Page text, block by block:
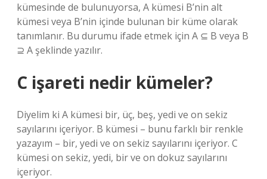
kümesinde de bulunuyorsa, A kümesi B’nin alt
kümesi veya B’nin içinde bulunan bir küme olarak
tanımlanır. Bu durumu ifade etmek için A ⊆ B veya B
⊇ A şeklinde yazılır.
C işareti nedir kümeler?
Diyelim ki A kümesi bir, üç, beş, yedi ve on sekiz
sayılarını içeriyor. B kümesi – bunu farklı bir renkle
yazayım – bir, yedi ve on sekiz sayılarını içeriyor. C
kümesi on sekiz, yedi, bir ve on dokuz sayılarını
içeriyor.